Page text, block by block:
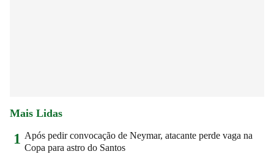
Mais Lidas
1 Após pedir convocação de Neymar, atacante perde vaga na
Copa para astro do Santos